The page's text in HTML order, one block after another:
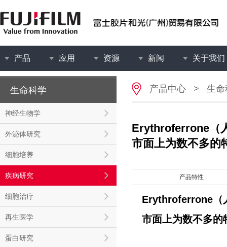
产品 应用 资源 新闻 关于我们
生命科学
神经生物学
外泌体研究
细胞培养
疾病研究
细胞治疗
再生医学
蛋白研究
产品中心 > 生命
Erythroferrone（
市面上为数不多的
产品特性
Erythroferrone
市面上为数不多的